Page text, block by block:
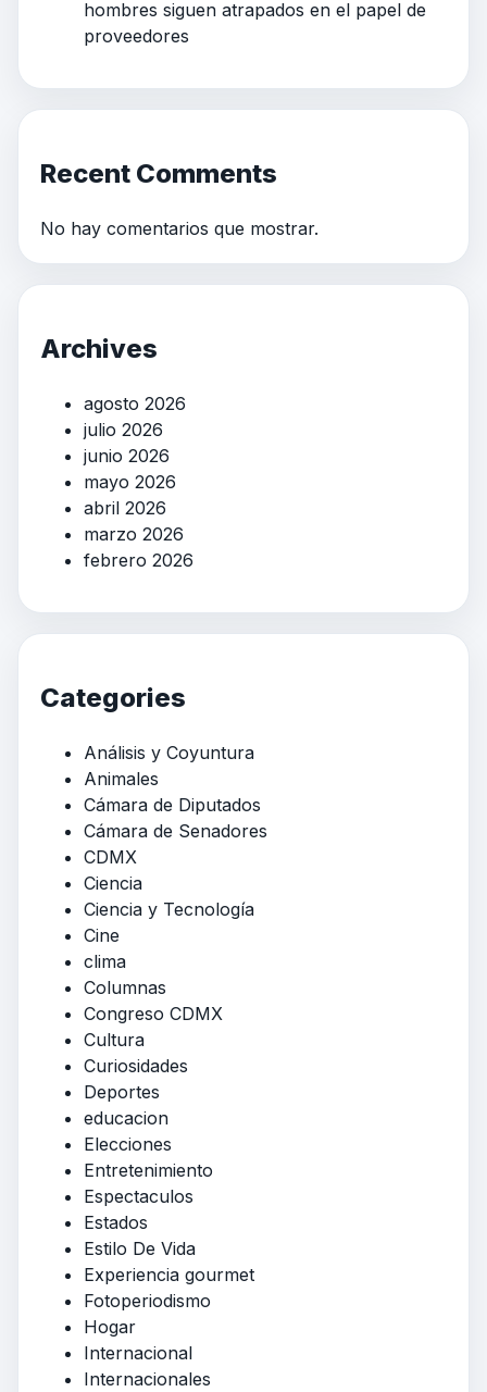
hombres siguen atrapados en el papel de
proveedores
Recent Comments
No hay comentarios que mostrar.
Archives
agosto 2026
julio 2026
junio 2026
mayo 2026
abril 2026
marzo 2026
febrero 2026
Categories
Análisis y Coyuntura
Animales
Cámara de Diputados
Cámara de Senadores
CDMX
Ciencia
Ciencia y Tecnología
Cine
clima
Columnas
Congreso CDMX
Cultura
Curiosidades
Deportes
educacion
Elecciones
Entretenimiento
Espectaculos
Estados
Estilo De Vida
Experiencia gourmet
Fotoperiodismo
Hogar
Internacional
Internacionales